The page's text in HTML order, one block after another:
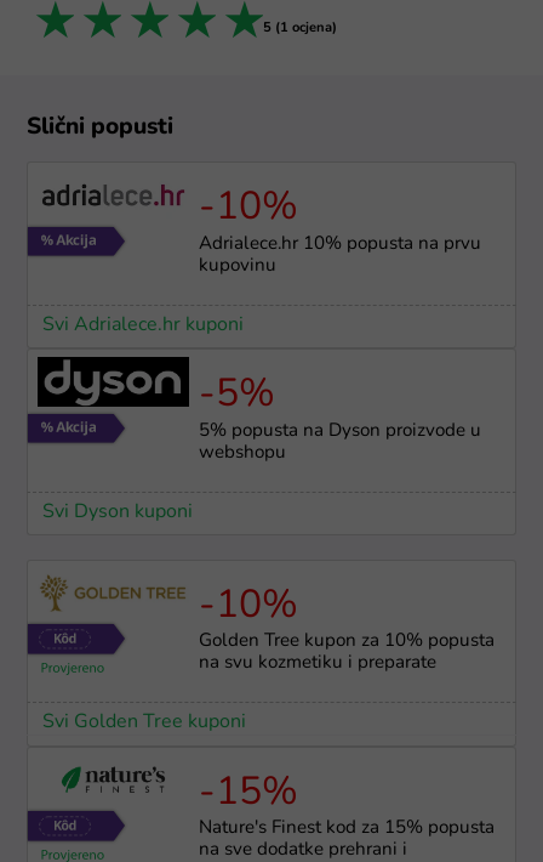
5 stars
4 stars
3 stars
2 stars
1 star 5 (1 ocjena)
Slični popusti
-10%
Adrialece.hr 10% popusta na prvu
kupovinu
Svi Adrialece.hr kuponi
-5%
5% popusta na Dyson proizvode u
webshopu
Svi Dyson kuponi
-10%
Golden Tree kupon za 10% popusta
na svu kozmetiku i preparate
Svi Golden Tree kuponi
-15%
Nature's Finest kod za 15% popusta
na sve dodatke prehrani i